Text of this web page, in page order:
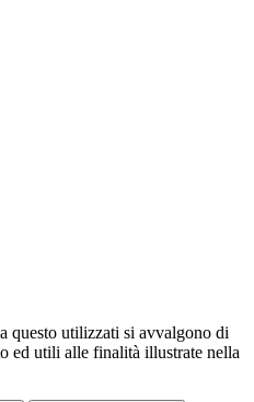
questo utilizzati si avvalgono di
ed utili alle finalità illustrate nella